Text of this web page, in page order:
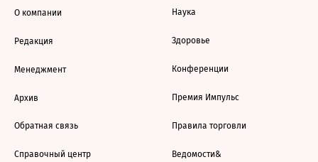
О компании
Редакция
Менеджмент
Архив
Обратная связь
Справочный центр
Наука
Здоровье
Конференции
Премия Импульс
Правила торговли
Ведомости&